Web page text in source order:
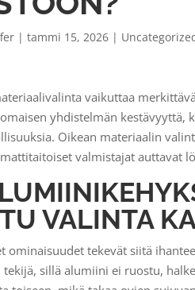
|tammi 15, 2026 |
vaikuttaa
yhdistelmän kestävyyttä,
Oikean materiaalin
valmistajat auttavat
VALINTA
ominaisuudet tekevät siitä
sillä alumiini ei ruostu,